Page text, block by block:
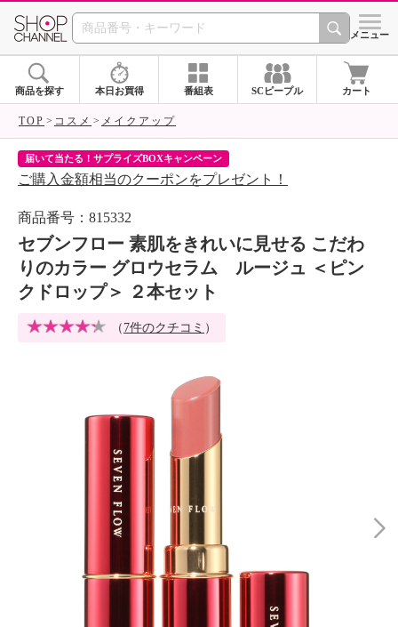
SHOP CHANNEL シメニュー
商品を探す 本日お買得 番組表 SCピープル カート
TOP コスメ メイクアップ
届いて当たる！サプライズBOXキャンペーン
ご購入金額相当のクーポンをプレゼント！
商品番号：815332
セブンフロー 素肌をきれいに見せる こだわ
りのカラー グロウセラム ルージュ ＜ピン
クドロップ＞ ２本セット
（ 7件のクチコミ ）